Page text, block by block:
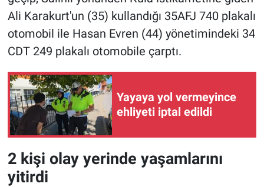
Ali Karakurt'un (35) kullandığı 35AFJ 740 plakalı
otomobil ile Hasan Evren (44) yönetimindeki 34
CDT 249 plakalı otomobile çarptı.
Yayaya yol vermeyince
ehliyeti iptal edildi
2 kişi olay yerinde yaşamlarını
yitirdi